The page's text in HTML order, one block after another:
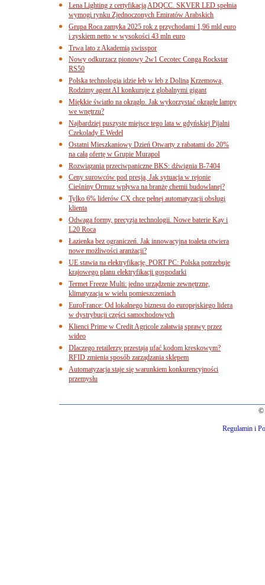
Lena Lighting z certyfikacją ADQCC. SKVER LED spełnia
wymogi rynku Zjednoczonych Emiratów Arabskich
Grupa Roca zamyka 2025 rok z przychodami 1,96 mld euro
i zyskiem netto w wysokości 43 mln euro
Trwa lato z Akademią swisspor
Nowy odkurzacz pionowy 2w1 Cecotec Conga Rockstar
RS50
Polska technologia idzie łeb w łeb z Doliną Krzemową.
Rodzimy agent AI konkuruje z globalnymi gigant
Miękkie światło na okrągło. Jak wykorzystać okrągłe lampy
we wnętrzu?
Najbardziej puszyste miejsce tego lata w gdyńskiej Pijalni
Czekolady E.Wedel
Ostatni Mieszkaniowy Dzień Otwarty z rabatami do 20%
na całą ofertę w Grupie Murapol
Rozwiązania przeciwpaniczne BKS: dźwignia B-7404
Ceny surowców pod presją. Jak sytuacja w rejonie
Cieśniny Ormuz wpływa na branżę chemii budowlanej?
Tylko 6% liderów CX chce pełnej automatyzacji obsługi
klienta
Odwaga formy, precyzja technologii. Nowe baterie Kay i
L20 Roca
Łazienka bez ograniczeń. Jak innowacyjna toaleta otwiera
nowe możliwości aranżacji?
UE stawia na elektryfikację. PORT PC: Polska potrzebuje
krajowego planu elektryfikacji gospodarki
Termet Freeze Multi: jedno urządzenie zewnętrzne,
klimatyzacja w wielu pomieszczeniach
EuroFrance: Od lokalnego biznesu do europejskiego lidera
w dystrybucji części samochodowych
Klienci Prime w Credit Agricole załatwią sprawy przez
wideo
Dlaczego retailerzy przestają ufać kodom kreskowym?
RFID zmienia sposób zarządzania sklepem
Automatyzacja staje się warunkiem konkurencyjności
przemysłu
©
Regulamin i